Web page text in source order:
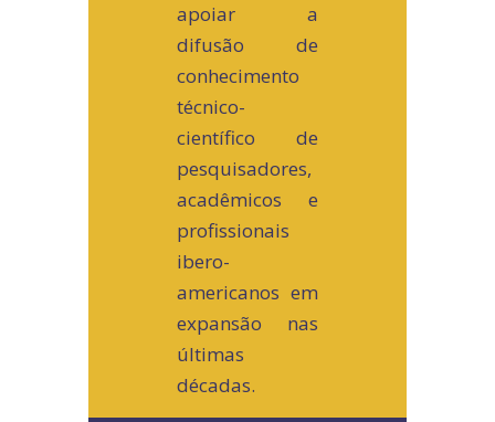
apoiar a
difusão de
conhecimento
técnico-
científico de
pesquisadores,
acadêmicos e
profissionais
ibero-
americanos em
expansão nas
últimas
décadas.